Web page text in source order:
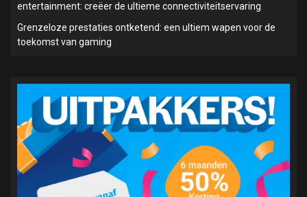
entertainment: creëer de ultieme connectiviteitservaring
Grenzeloze prestaties ontketend: een ultiem wapen voor de
toekomst van gaming